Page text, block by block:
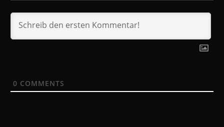
0 COMMENTS